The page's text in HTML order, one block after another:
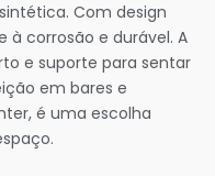
Com design
à corrosão e durável. A
e suporte para sentar
em bares e
é uma escolha